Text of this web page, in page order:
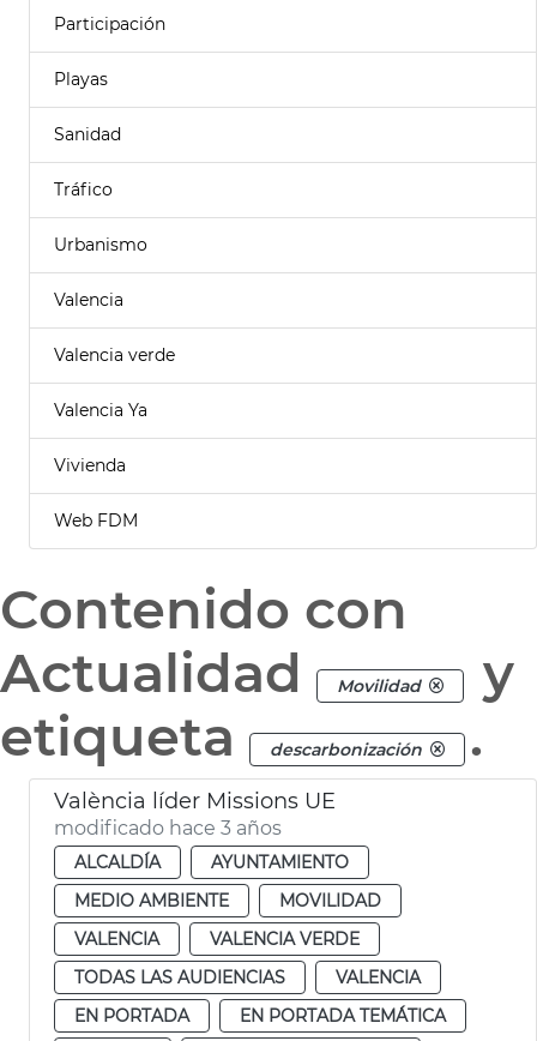
Participación
Playas
Sanidad
Tráfico
Urbanismo
Valencia
Valencia verde
Valencia Ya
Vivienda
Web FDM
Contenido con
Actualidad
Movilidad
y
etiqueta
descarbonización .
València líder Missions UE
modificado hace 3 años
ALCALDÍA
AYUNTAMIENTO
MEDIO AMBIENTE
MOVILIDAD
VALENCIA
VALENCIA VERDE
TODAS LAS AUDIENCIAS
VALENCIA
EN PORTADA
EN PORTADA TEMÁTICA